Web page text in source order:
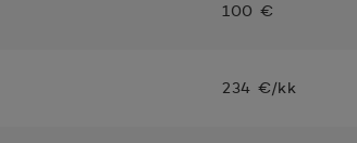
100 €
234 €/kk